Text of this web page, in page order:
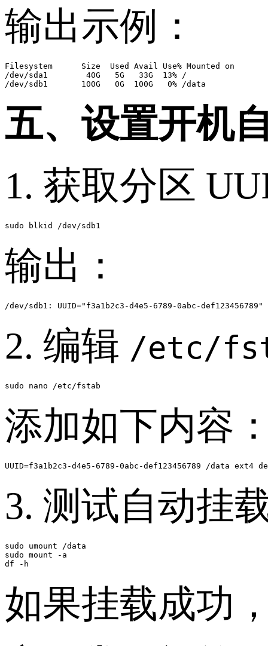
输出示例：
Filesystem      Size  Used Avail Use% Mounted on
/dev/sda1        40G   5G   33G  13% /
五、设置开机
1. 获取分区
sudo blkid /dev/sdb1
输出：
/dev/sdb1: UUID="f3a1b2c3-d4e5-6789-0abc-def123456789"
2. 编辑 /etc/
添加如下内容
UUID=f3a1b2c3-d4e5-6789-0abc-def123456789 /data ext4
3. 测试自动挂
sudo umount /data
sudo mount -a
如果挂载成功